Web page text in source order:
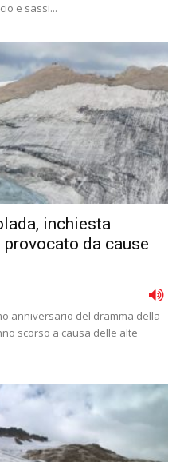
e sassi...
inchiesta
da cause
anniversario del dramma della
scorso a causa delle alte